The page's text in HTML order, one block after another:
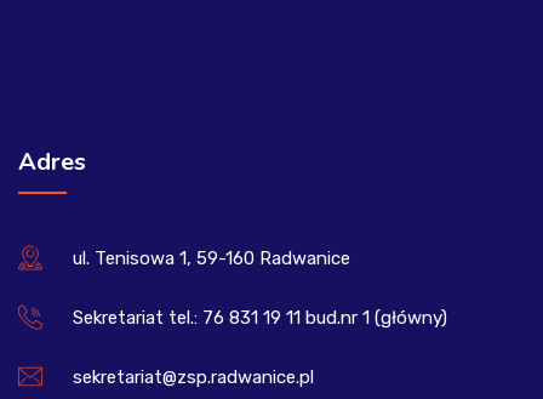
Adres
ul. Tenisowa 1, 59-160 Radwanice
Sekretariat tel.: 76 831 19 11 bud.nr 1 (główny)
sekretariat@zsp.radwanice.pl